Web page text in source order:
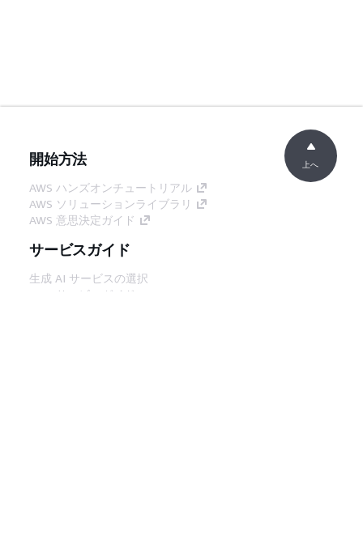
開始方法
AWS ハンズオンチュートリアル
AWS ソリューションライブラリ
AWS 意思決定ガイド
サービスガイド
生成 AI サービスの選択
AWS サービスガイド
上へ